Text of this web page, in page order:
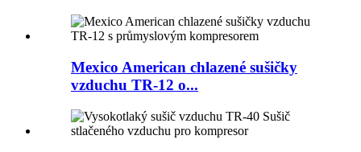
Mexico American chlazené sušičky
vzduchu TR-12 o...